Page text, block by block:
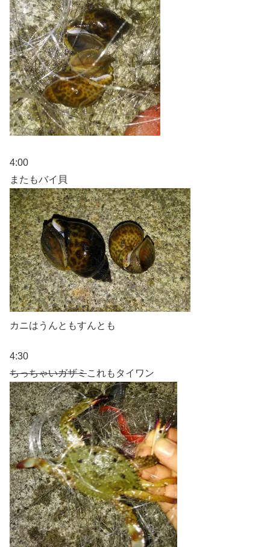
4:00
またもバイ貝
カニはうんともすんとも
4:30
ちっちゃいガザミこれもタイワン